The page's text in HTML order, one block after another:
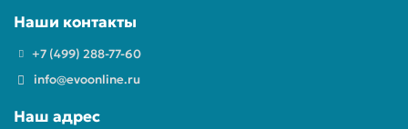
Наши контакты
+7 (499) 288-77-60
info@evoonline.ru
Наш адрес